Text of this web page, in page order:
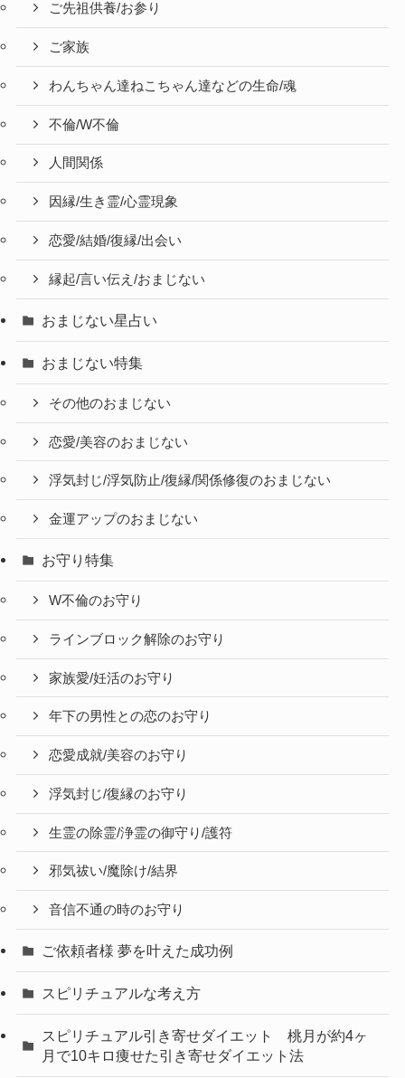
ご先祖供養/お参り
ご家族
わんちゃん達ねこちゃん達などの生命/魂
不倫/W不倫
人間関係
因縁/生き霊/心霊現象
恋愛/結婚/復縁/出会い
縁起/言い伝え/おまじない
おまじない星占い
おまじない特集
その他のおまじない
恋愛/美容のおまじない
浮気封じ/浮気防止/復縁/関係修復のおまじない
金運アップのおまじない
お守り特集
W不倫のお守り
ラインブロック解除のお守り
家族愛/妊活のお守り
年下の男性との恋のお守り
恋愛成就/美容のお守り
浮気封じ/復縁のお守り
生霊の除霊/浄霊の御守り/護符
邪気祓い/魔除け/結界
音信不通の時のお守り
ご依頼者様 夢を叶えた成功例
スピリチュアルな考え方
スピリチュアル引き寄せダイエット 桃月が約4ヶ
月で10キロ痩せた引き寄せダイエット法